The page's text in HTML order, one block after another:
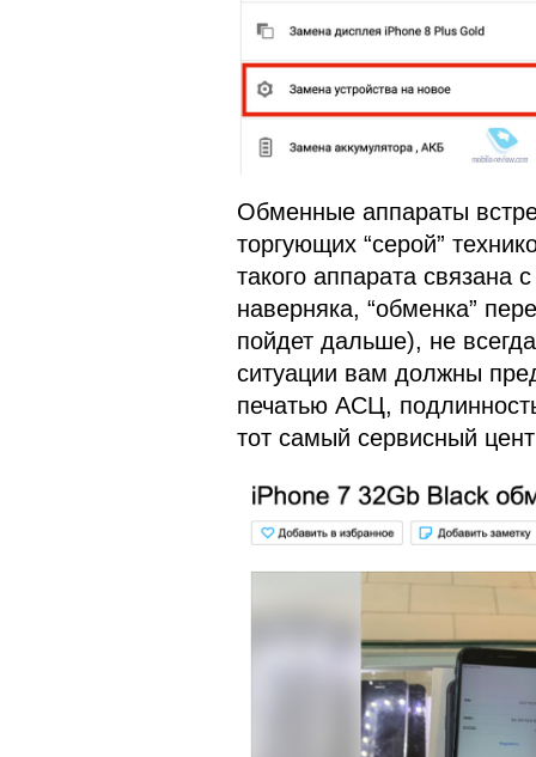
Обменные аппараты
торгующих “серой”
такого аппарата связана
наверняка, “обменка”
пойдет дальше), не
ситуации вам должны
печатью АСЦ,
тот самый сервисный